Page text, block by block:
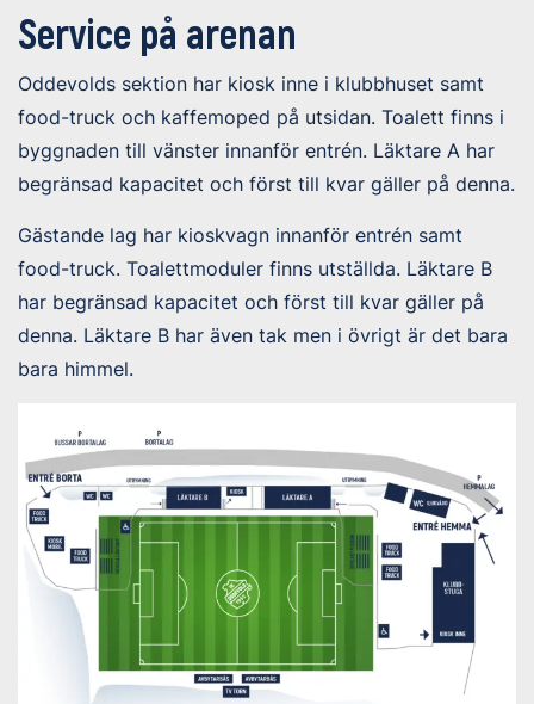
Service på arenan
Oddevolds sektion har kiosk inne i klubbhuset samt
food-truck och kaffemoped på utsidan. Toalett finns i
byggnaden till vänster innanför entrén. Läktare A har
begränsad kapacitet och först till kvar gäller på denna.
Gästande lag har kioskvagn innanför entrén samt
food-truck. Toalettmoduler finns utställda. Läktare B
har begränsad kapacitet och först till kvar gäller på
denna. Läktare B har även tak men i övrigt är det bara
bara himmel.